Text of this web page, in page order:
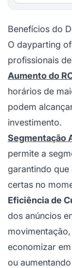
Benefícios do
O dayparting
profissionais
Aumento do
horários de
podem
investimento.
Segmentação
permite a
garantindo que
certas no
Eficiência de
dos anúncios
economizar
ou